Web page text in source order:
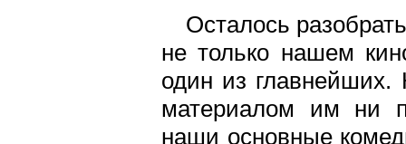
Осталось
не только нашем
один из
материалом им ни
наши основные